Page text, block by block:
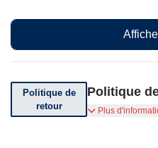
beauté et
GRATUIT lors
Politique de
retour
Politique
ASAMBEAUTY
Plus